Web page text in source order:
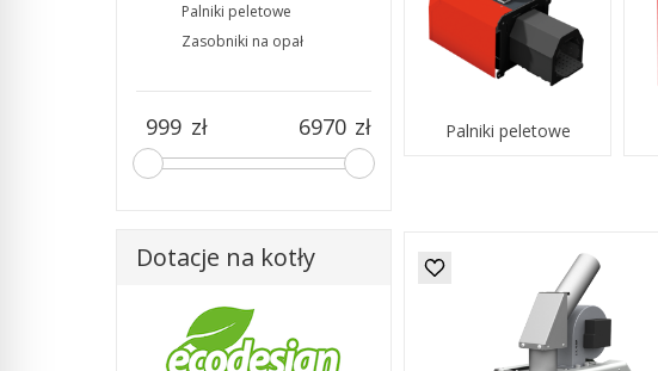
Palniki peletowe
Palniki peletowe
Zasobniki na opał
zł zł
Dotacje na kotły